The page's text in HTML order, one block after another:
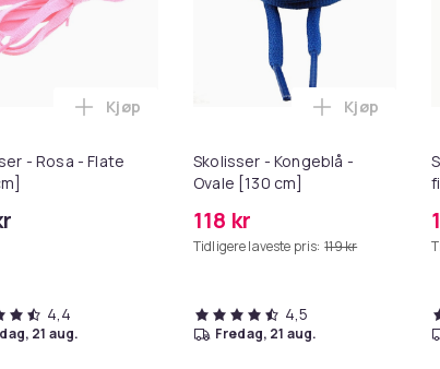
i handlekurven
- Flate [120 cm] - Mørkerøde i handlekurven
- Rosa - Flate
Legg Skolisser - Rosa - Flate [140 cm] i
Kjøp
4,4
21 aug.
Skolisser - Kongeblå -
Ovale [130 cm]
118 kr
Tidligere laveste pris: 119 kr
Legg
Kjøp
4,5
fredag, 21 aug.